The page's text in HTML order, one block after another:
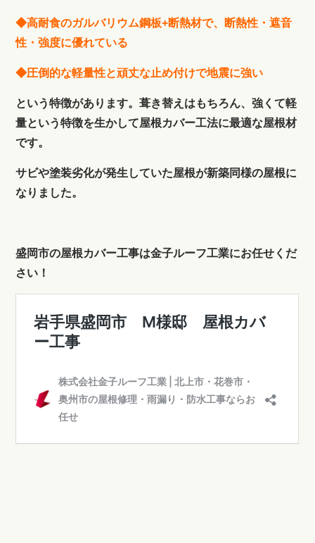
◆高耐食のガルバリウム鋼板+断熱材で、断熱性・遮音
性・強度に優れている
◆圧倒的な軽量性と頑丈な止め付けで地震に強い
という特徴があります。葺き替えはもちろん、強くて軽
量という特徴を生かして屋根カバー工法に最適な屋根材
です。
サビや塗装劣化が発生していた屋根が新築同様の屋根に
なりました。
盛岡市の屋根カバー工事は金子ルーフ工業にお任せくだ
さい！